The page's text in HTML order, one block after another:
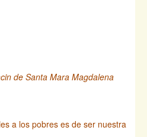
de Santa Mara Magdalena
a los pobres es de ser nuestra